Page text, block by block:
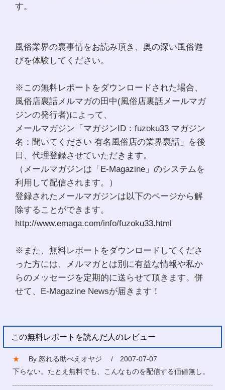
す。
風俗業界の裏事情をお読み頂き、奥の深い風俗遊
びを体験してください。
※この無料レポートをダウンロードされた場合、
風俗店裏話メルマガの田中(風俗店裏話メールマガ
ジンの発行者)によって、
メールマガジン「マガジンID：fuzoku33 マガジン
名：聞いてください 有名風俗店の業界裏話」を後
日、代理登録させていただきます。
（メールマガジンは「E-Magazine」のシステムを
利用して配信されます。）
登録されたメールマガジンは以下のページから解
除することができます。
http://www.emaga.com/info/fuzoku33.html
※また、無料レポートをダウンロードしてくださ
った方には、メルマガとは別に有益な情報や私か
らのメッセージを定期的に送らせて頂きます。併
せて、E-Magazine Newsが届きます！
この無料レポートを読んだ人のレビュー
★
By 怒れる助べえオヤジ / 2007-07-07
下らない。たとえ無料でも、こんなものを配信する価値無し。